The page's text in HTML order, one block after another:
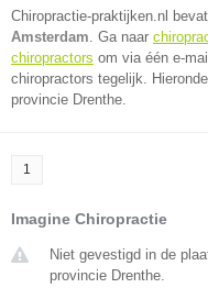
Chiropractie-praktijken.nl
Amsterdam. Ga naar
chiropractors om via één e-
chiropractors tegelijk.
provincie Drenthe.
1
Imagine Chiropractie
Niet gevestigd in de
provincie Drenthe.